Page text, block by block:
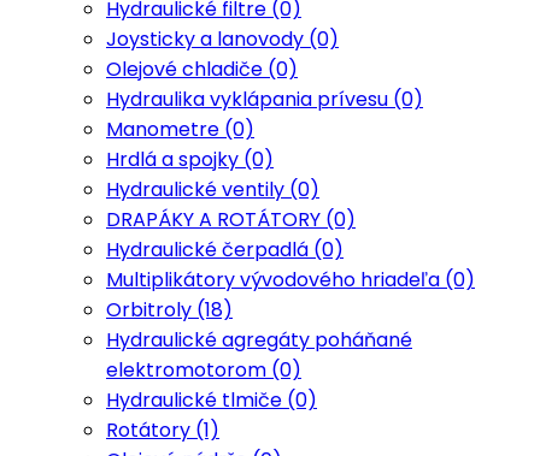
Hydraulické filtre (0)
Joysticky a lanovody (0)
Olejové chladiče (0)
Hydraulika vyklápania prívesu (0)
Manometre (0)
Hrdlá a spojky (0)
Hydraulické ventily (0)
DRAPÁKY A ROTÁTORY (0)
Hydraulické čerpadlá (0)
Multiplikátory vývodového hriadeľa (0)
Orbitroly (18)
Hydraulické agregáty poháňané
elektromotorom (0)
Hydraulické tlmiče (0)
Rotátory (1)